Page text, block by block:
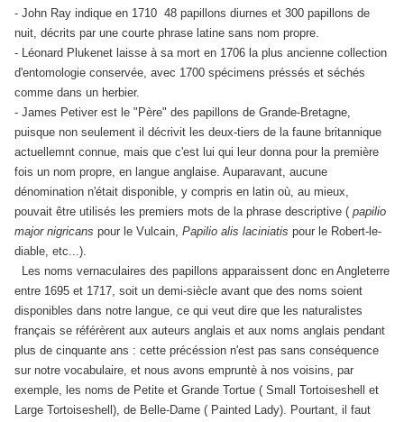
- John Ray indique en 1710 48 papillons diurnes et 300 papillons de
nuit, décrits par une courte phrase latine sans nom propre.
- Léonard Plukenet laisse à sa mort en 1706 la plus ancienne collection
d'entomologie conservée, avec 1700 spécimens préssés et séchés
comme dans un herbier.
- James Petiver est le "Père" des papillons de Grande-Bretagne,
puisque non seulement il décrivit les deux-tiers de la faune britannique
actuellemnt connue, mais que c'est lui qui leur donna pour la première
fois un nom propre, en langue anglaise. Auparavant, aucune
dénomination n'était disponible, y compris en latin où, au mieux,
pouvait être utilisés les premiers mots de la phrase descriptive ( papilio
major nigricans pour le Vulcain, Papilio alis laciniatis pour le Robert-le-
diable, etc...).
Les noms vernaculaires des papillons apparaissent donc en Angleterre
entre 1695 et 1717, soit un demi-siècle avant que des noms soient
disponibles dans notre langue, ce qui veut dire que les naturalistes
français se référèrent aux auteurs anglais et aux noms anglais pendant
plus de cinquante ans : cette précéssion n'est pas sans conséquence
sur notre vocabulaire, et nous avons empruntè à nos voisins, par
exemple, les noms de Petite et Grande Tortue ( Small Tortoiseshell et
Large Tortoiseshell), de Belle-Dame ( Painted Lady). Pourtant, il faut